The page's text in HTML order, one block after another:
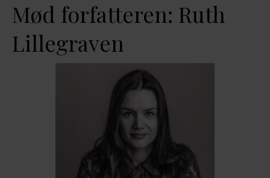
Mød forfatteren: Ruth
Lillegraven